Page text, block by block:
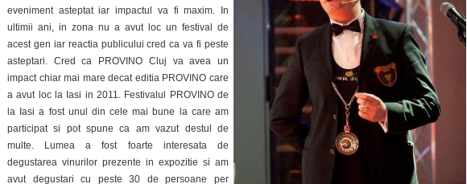
eveniment asteptat iar impactul va fi maxim. In
ultimii ani, in zona nu a avut loc un festival de
acest gen iar reactia publicului cred ca va fi peste
asteptari. Cred ca PROVINO Cluj va avea un
impact chiar mai mare decat editia PROVINO care
a avut loc la Iasi in 2011. Festivalul PROVINO de
la Iasi a fost unul din cele mai bune la care am
participat si pot spune ca am vazut destul de
multe. Lumea a fost foarte interesata de
degustarea vinurilor prezente in expozitie si am
avut degustari cu peste 30 de persoane per